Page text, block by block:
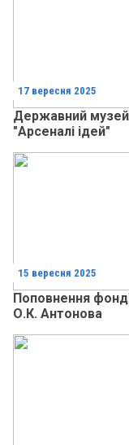
17 вересня 2025
Державний музей
"Арсеналі ідей"
15 вересня 2025
Поповнення
О.К. Антонова